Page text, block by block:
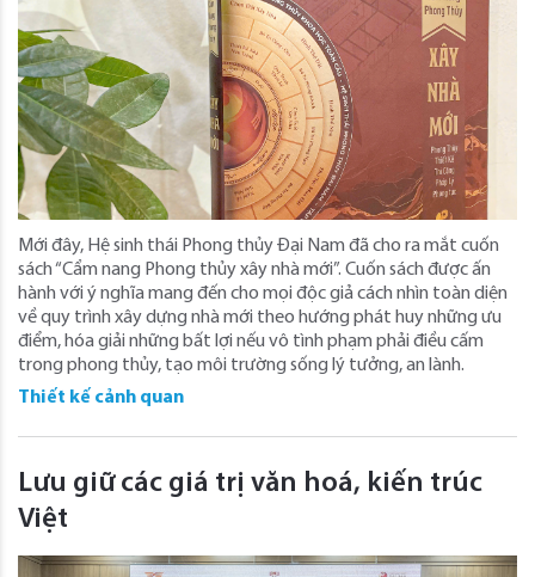
Mới đây, Hệ sinh thái Phong thủy Đại Nam đã cho ra mắt cuốn
sách “Cẩm nang Phong thủy xây nhà mới”. Cuốn sách được ấn
hành với ý nghĩa mang đến cho mọi độc giả cách nhìn toàn diện
về quy trình xây dựng nhà mới theo hướng phát huy những ưu
điểm, hóa giải những bất lợi nếu vô tình phạm phải điều cấm
trong phong thủy, tạo môi trường sống lý tưởng, an lành.
Thiết kế cảnh quan
Lưu giữ các giá trị văn hoá, kiến trúc
Việt